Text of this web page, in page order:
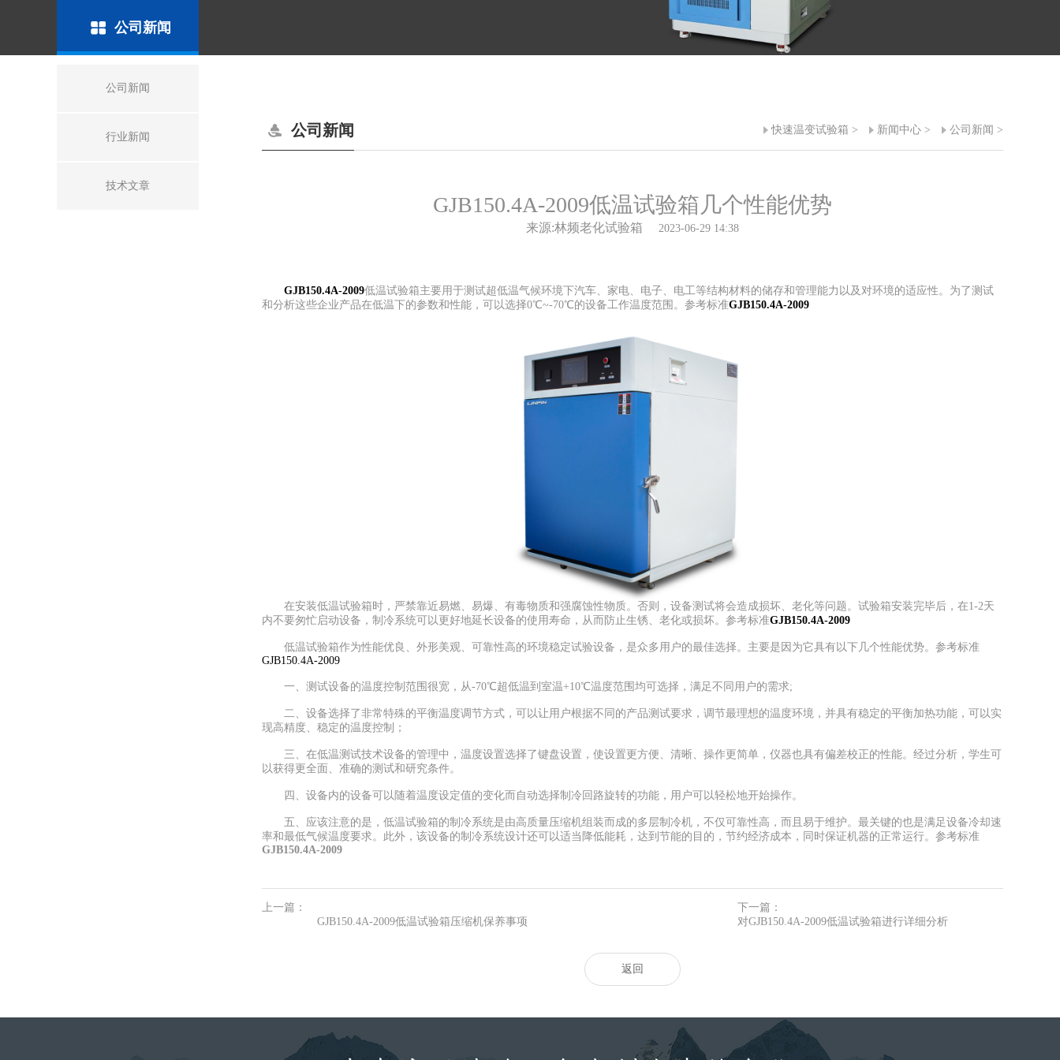
公司新闻
公司新闻
行业新闻
技术文章
公司新闻 快速温变试验箱 > 新闻中心 > 公司新闻 >
GJB150.4A-2009低温试验箱几个性能优势
来源:林频老化试验箱 2023-06-29 14:38
GJB150.4A-2009低温试验箱主要用于测试超低温气候环境下汽车、家电、电子、电工等结构材料的储存和管理能力以及对环境的适应性。为了测试
和分析这些企业产品在低温下的参数和性能，可以选择0℃~-70℃的设备工作温度范围。参考标准GJB150.4A-2009
在安装低温试验箱时，严禁靠近易燃、易爆、有毒物质和强腐蚀性物质。否则，设备测试将会造成损坏、老化等问题。试验箱安装完毕后，在1-2天
内不要匆忙启动设备，制冷系统可以更好地延长设备的使用寿命，从而防止生锈、老化或损坏。参考标准GJB150.4A-2009
低温试验箱作为性能优良、外形美观、可靠性高的环境稳定试验设备，是众多用户的最佳选择。主要是因为它具有以下几个性能优势。参考标准
GJB150.4A-2009
一、测试设备的温度控制范围很宽，从-70℃超低温到室温+10℃温度范围均可选择，满足不同用户的需求;
二、设备选择了非常特殊的平衡温度调节方式，可以让用户根据不同的产品测试要求，调节最理想的温度环境，并具有稳定的平衡加热功能，可以实
现高精度、稳定的温度控制；
三、在低温测试技术设备的管理中，温度设置选择了键盘设置，使设置更方便、清晰、操作更简单，仪器也具有偏差校正的性能。经过分析，学生可
以获得更全面、准确的测试和研究条件。
四、设备内的设备可以随着温度设定值的变化而自动选择制冷回路旋转的功能，用户可以轻松地开始操作。
五、应该注意的是，低温试验箱的制冷系统是由高质量压缩机组装而成的多层制冷机，不仅可靠性高，而且易于维护。最关键的也是满足设备冷却速
率和最低气候温度要求。此外，该设备的制冷系统设计还可以适当降低能耗，达到节能的目的，节约经济成本，同时保证机器的正常运行。参考标准
GJB150.4A-2009
上一篇：
GJB150.4A-2009低温试验箱压缩机保养事项
下一篇：
对GJB150.4A-2009低温试验箱进行详细分析
返回